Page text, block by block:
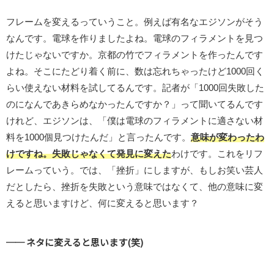
フレームを変えるっていうこと。例えば有名なエジソンがそう
なんです。電球を作りましたよね。電球のフィラメントを見つ
けたじゃないですか。京都の竹でフィラメントを作ったんです
よね。そこにたどり着く前に、数は忘れちゃったけど1000回く
らい使えない材料を試してるんです。記者が「1000回失敗した
のになんであきらめなかったんですか？」って聞いてるんです
けれど、エジソンは、「僕は電球のフィラメントに適さない材
料を1000個見つけたんだ」と言ったんです。 意味が変わったわ
けですね。失敗じゃなくて発見に変えたわけです。これをリフ
レームっていう。では、「挫折」にしますが、もしお笑い芸人
だとしたら、挫折を失敗という意味ではなくて、他の意味に変
えると思いますけど、何に変えると思います？
── ネタに変えると思います(笑)